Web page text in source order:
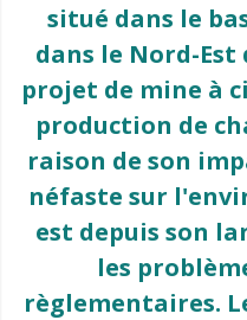
situé dans le
dans le Nord-
projet de mine à
production de
raison de son
néfaste sur
est depuis son
les
règlementaires.